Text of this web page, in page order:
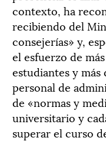
contexto, ha
recibiendo del
consejerías» y,
el esfuerzo de
estudiantes y
personal de
de «normas y
universitario y
superar el curso